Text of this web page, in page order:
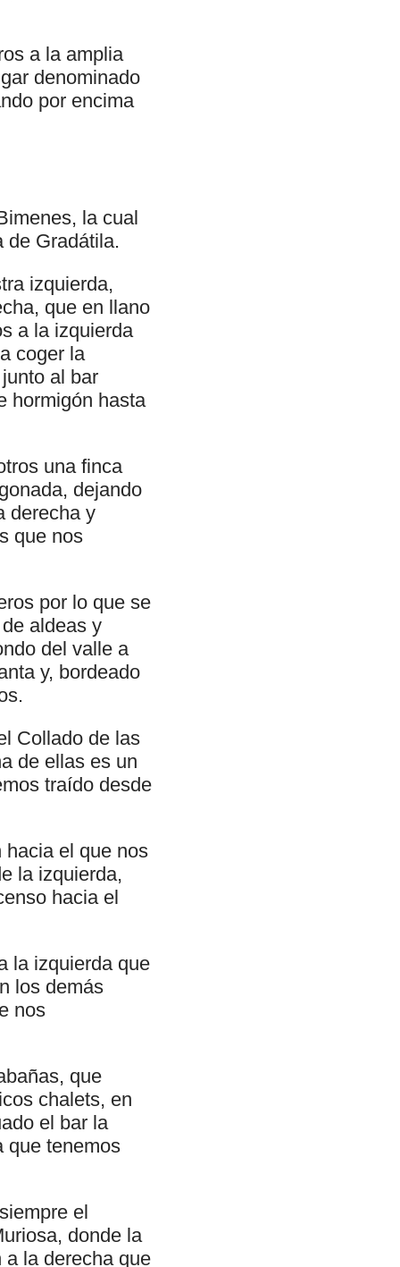
a la amplia
denominado
por encima
la cual
de Gradátila.
izquierda,
que en llano
a la izquierda
coger la
al bar
hormigón hasta
una finca
dejando
derecha y
que nos
por lo que se
aldeas y
del valle a
y, bordeado
Collado de las
de ellas es un
traído desde
hacia el que nos
la izquierda,
hacia el
la izquierda que
los demás
nos
que
chalets, en
el bar la
que tenemos
el
donde la
la derecha que